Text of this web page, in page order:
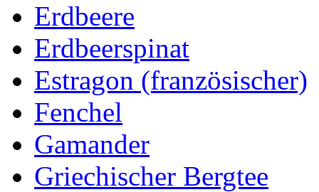
Erdbeere
Erdbeerspinat
Estragon (französischer)
Fenchel
Gamander
Griechischer Bergtee